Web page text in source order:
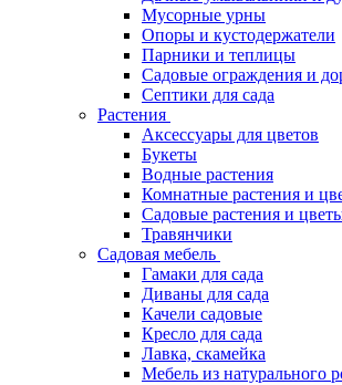
Мусорные урны
Опоры и кустодержатели
Парники и теплицы
Садовые ограждения и
Септики для сада
Растения
Аксессуары для цветов
Букеты
Водные растения
Комнатные растения и
Садовые растения и
Травянчики
Садовая мебель
Гамаки для сада
Диваны для сада
Качели садовые
Кресло для сада
Лавка, скамейка
Мебель из натурального